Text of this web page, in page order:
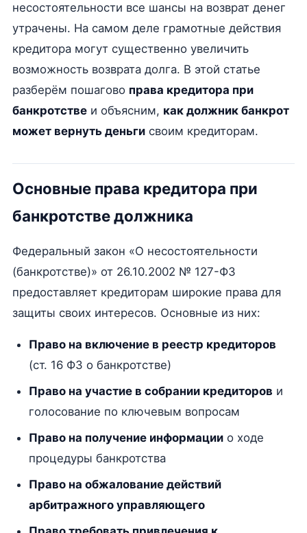
несостоятельности все шансы на возврат денег
утрачены. На самом деле грамотные действия
кредитора могут существенно увеличить
возможность возврата долга. В этой статье
разберём пошагово права кредитора при
банкротствеи объясним, как должник банкрот
может вернуть деньгисвоим кредиторам.
Основные права кредитора при
банкротстве должника
Федеральный закон «О несостоятельности
(банкротстве)» от 26.10.2002 № 127-ФЗ
предоставляет кредиторам широкие права для
защиты своих интересов. Основные из них:
Право на включение в реестр кредиторов
(ст. 16 ФЗ о банкротстве)
Право на участие в собрании кредиторов и
голосование по ключевым вопросам
Право на получение информациио ходе
процедуры банкротства
Право на обжалование действий
арбитражного управляющего